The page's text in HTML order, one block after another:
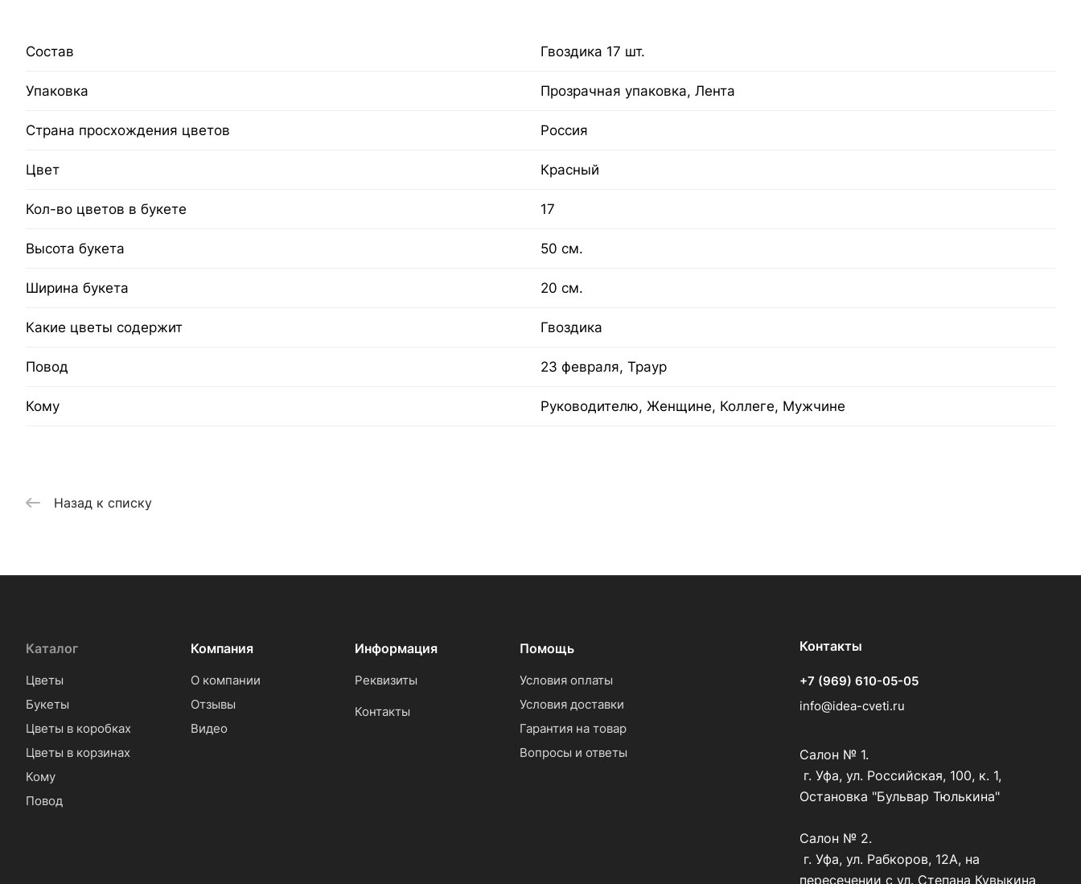
Состав Гвоздика 17 шт.
Упаковка Прозрачная упаковка, Лента
Страна просхождения цветов Россия
Цвет Красный
Кол-во цветов в букете 17
Высота букета 50 см.
Ширина букета 20 см.
Какие цветы содержит Гвоздика
Повод 23 февраля, Траур
Кому Руководителю, Женщине, Коллеге, Мужчине
Назад к списку
Каталог
Цветы
Букеты
Цветы в коробках
Цветы в корзинах
Кому
Повод
Компания
О компании
Отзывы
Видео
Информация
Реквизиты
Контакты
Помощь
Условия оплаты
Условия доставки
Гарантия на товар
Вопросы и ответы
Контакты
+7 (969) 610-05-05
info@idea-cveti.ru
Салон № 1.
г. Уфа, ул. Российская, 100, к. 1,
Остановка "Бульвар Тюлькина"
Салон № 2.
г. Уфа, ул. Рабкоров, 12А, на
пересечении с ул. Степана Кувыкина